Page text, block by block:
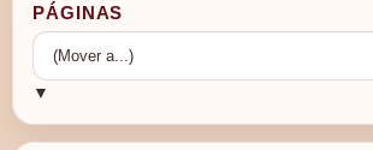
PÁGINAS
▼